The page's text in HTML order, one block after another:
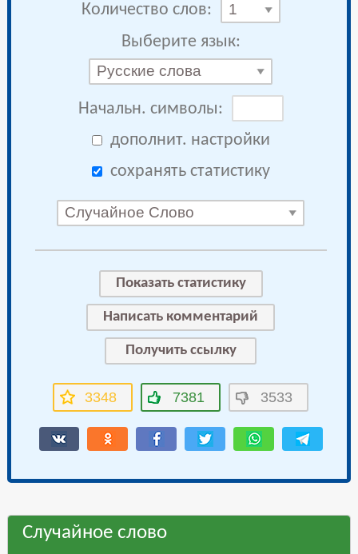
Количество слов: 1
Выберите язык:
Русские слова
Начальн. символы:
дополнит. настройки
сохранять статистику
Случайное Слово
Показать статистику
Написать комментарий
Получить ссылку
3348 7381 3533
Случайное слово